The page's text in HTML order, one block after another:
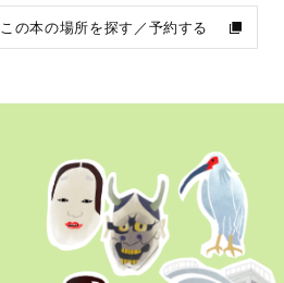
この本の場所を探す／予約する